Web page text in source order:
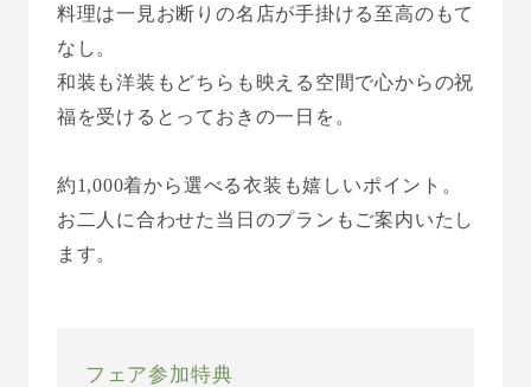
料理は一見お断りの名店が手掛ける至高のもて
なし。
和装も洋装もどちらも映える空間で心からの祝
福を受けるとっておきの一日を。
約1,000着から選べる衣装も嬉しいポイント。
お二人に合わせた当日のプランもご案内いたし
ます。
フェア参加特典